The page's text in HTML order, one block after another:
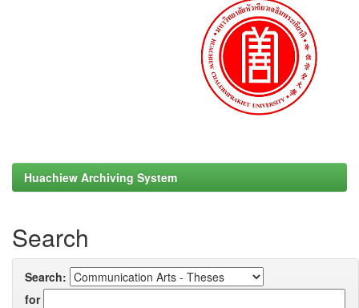
Huachiew Archiving System
Search
Search:
for